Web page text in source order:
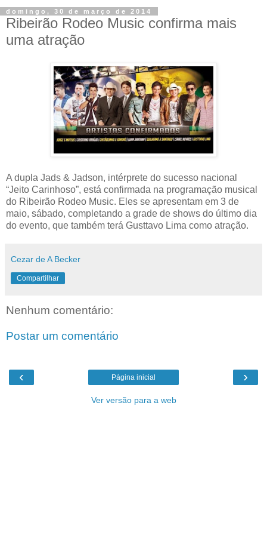
domingo, 30 de março de 2014
Ribeirão Rodeo Music confirma mais
uma atração
A dupla Jads & Jadson, intérprete do sucesso nacional
“Jeito Carinhoso”, está confirmada na programação musical
do Ribeirão Rodeo Music. Eles se apresentam em 3 de
maio, sábado, completando a grade de shows do último dia
do evento, que também terá Gusttavo Lima como atração.
Cezar de A Becker
Compartilhar
Nenhum comentário:
Postar um comentário
‹ ›
Página inicial
Ver versão para a web